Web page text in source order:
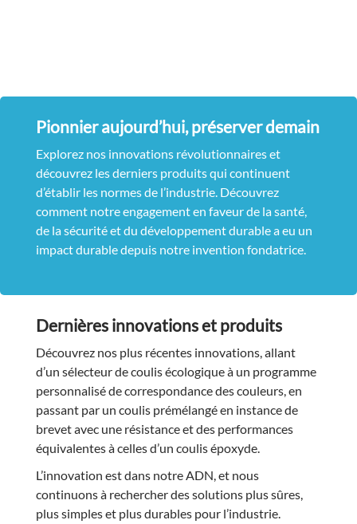
Pionnier aujourd’hui, préserver demain
Explorez nos innovations révolutionnaires et
découvrez les derniers produits qui continuent
d’établir les normes de l’industrie. Découvrez
comment notre engagement en faveur de la santé,
de la sécurité et du développement durable a eu un
impact durable depuis notre invention fondatrice.
Dernières innovations et produits
Découvrez nos plus récentes innovations, allant
d’un sélecteur de coulis écologique à un programme
personnalisé de correspondance des couleurs, en
passant par un coulis prémélangé en instance de
brevet avec une résistance et des performances
équivalentes à celles d’un coulis époxyde.
L’innovation est dans notre ADN, et nous
continuons à rechercher des solutions plus sûres,
plus simples et plus durables pour l’industrie.